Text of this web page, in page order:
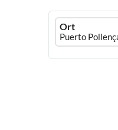
Ferienhausmiete
logo
Ort